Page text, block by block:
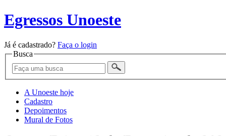
Egressos Unoeste
Já é cadastrado? Faça o login
Busca
A Unoeste hoje
Cadastro
Depoimentos
Mural de Fotos